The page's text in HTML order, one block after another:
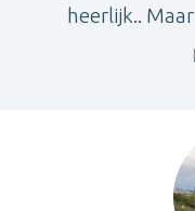
heerlijk..